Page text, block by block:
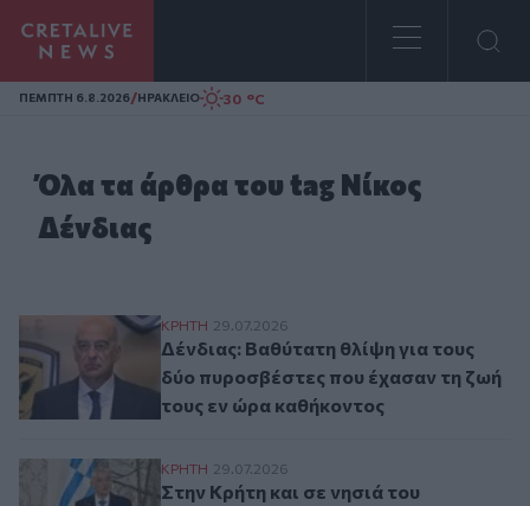
Homepage
ΠΕΜΠΤΗ 6.8.2026/ΗΡΑΚΛΕΙΟ 30 °C
Όλα τα άρθρα του tag Νίκος
Δένδιας
Δένδιας: Βαθύτατη θλίψη για τους δύο
ΚΡΗΤΗ 29.07.2026
Δένδιας: Βαθύτατη θλίψη για τους
δύο πυροσβέστες που έχασαν τη ζωή
τους εν ώρα καθήκοντος
Στην Κρήτη και σε νησιά του Κεντρικού
ΚΡΗΤΗ 29.07.2026
Στην Κρήτη και σε νησιά του